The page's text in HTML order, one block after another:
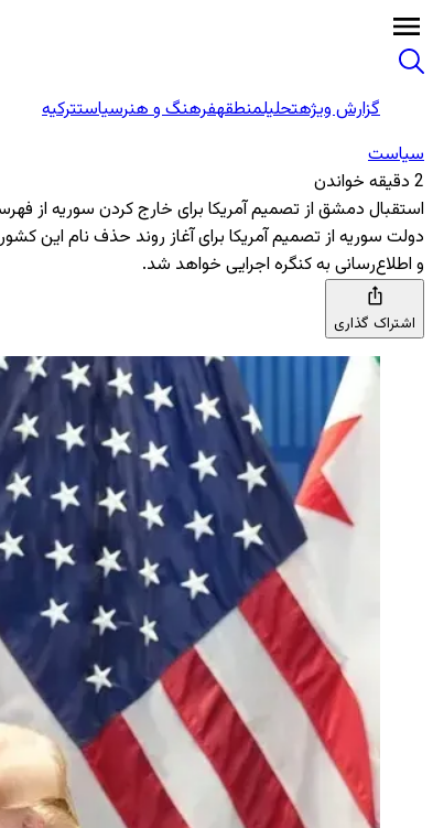
گزارش ویژهتحلیلمنطقهفرهنگ و هنرسیاستترکیه
سیاست
2 دقیقه خواندن
استقبال دمشق از تصمیم آمریکا برای خارج کردن سوریه از
دولت سوریه از تصمیم آمریکا برای آغاز روند حذف نام این
و اطلاع‌رسانی به کنگره اجرایی خواهد شد.
اشتراک گذاری